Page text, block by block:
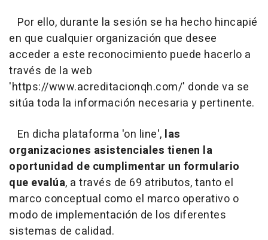
Por ello, durante la sesión se ha hecho hincapié
en que cualquier organización que desee
acceder a este reconocimiento puede hacerlo a
través de la web
'https://www.acreditacionqh.com/' donde va se
sitúa toda la información necesaria y pertinente.
En dicha plataforma 'on line', las
organizaciones asistenciales tienen la
oportunidad de cumplimentar un formulario
que evalúa, a través de 69 atributos, tanto el
marco conceptual como el marco operativo o
modo de implementación de los diferentes
sistemas de calidad.